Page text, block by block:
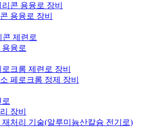
콘 용융로 장비
용융로 장비
콘 제련로
융로
크롬 제련로 장비
페로크롬 정제 장비
장비
재처리 기술(알루미늄산칼슘 전기로)